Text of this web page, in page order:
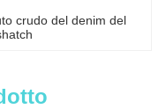
crudo del denim del